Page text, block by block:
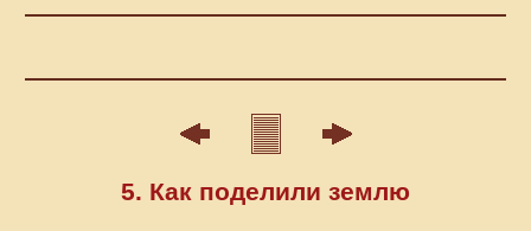
5. Как поделили землю